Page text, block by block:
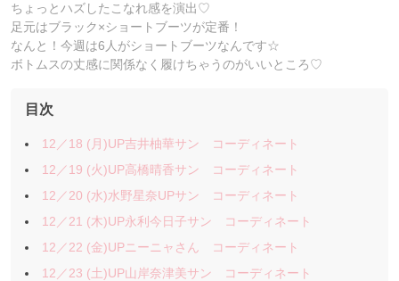
ちょっとハズしたこなれ感を演出♡
足元はブラック×ショートブーツが定番！
なんと！今週は6人がショートブーツなんです☆
ボトムスの丈感に関係なく履けちゃうのがいいところ♡
目次
12／18 (月)UP吉井柚華サン コーディネート
12／19 (火)UP高橋晴香サン コーディネート
12／20 (水)水野星奈UPサン コーディネート
12／21 (木)UP永利今日子サン コーディネート
12／22 (金)UPニーニャさん コーディネート
12／23 (土)UP山岸奈津美サン コーディネート